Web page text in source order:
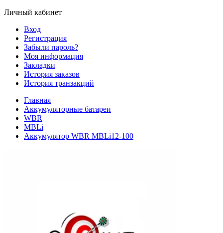
Личный кабинет
Вход
Регистрация
Забыли пароль?
Моя информация
Закладки
История заказов
История транзакций
Главная
Аккумуляторные батареи
WBR
MBLi
Аккумулятор WBR MBLi12-100